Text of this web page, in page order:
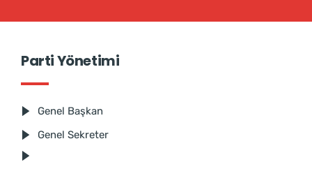
Parti Yönetimi
Genel Başkan
Genel Sekreter